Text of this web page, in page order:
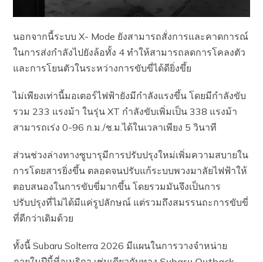
นอกจากนี้ระบบ X- Mode ยังสามารถสั่งการและคาดการณ์
ในการส่งกำลังไปยังล้อทั้ง 4 ทำให้สามารถลดการโคลงตัว
และการโยนตัวในระหว่างการขับขี่ได้ดียิ่งขึ้ย
ไม่เพียงเท่านี้มอเตอร์ไฟฟ้ายังมีกำลังแรงขึ้น โดยมีกำลังขับ
รวม 233 แรงม้า ในรุ่น XT กำลังขับเพิ่มเป็น 338 แรงม้า
สามารถเร่ง 0-96 ก.ม./ช.ม.​ได้ในเวลาเพียง 5 วินาที
ส่วนช่วงล่างทางซูบารุมีการปรับปรุงใหม่เพิ่มความสบายใน
การโดยสารยิ่งขึ้น ตลอดจนปรับแก้ระบบพวงมาลัยไฟฟ้าให้
ตอบสนองในการขับขี่มากขึ้น โดยรวมมันจึงเป็นการ
ปรับปรุงที่ไม่ได้มีแค่รูปลักษณ์ แต่รวมถึงสมรรนถะการขับขี่
ที่ดีกว่าเดิมด้วย
ทั้งนี้ Subaru Solterra 2026 มีแผนในการวางจำหน่าย